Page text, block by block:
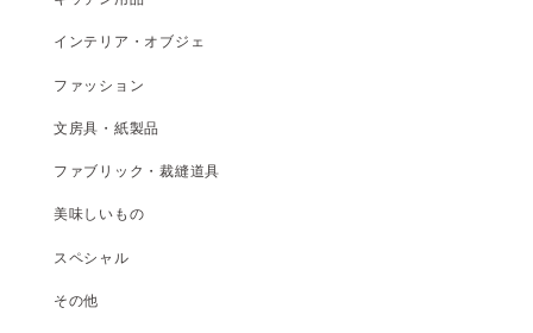
インテリア・オブジェ
ファッション
文房具・紙製品
ファブリック・裁縫道具
美味しいもの
スペシャル
その他